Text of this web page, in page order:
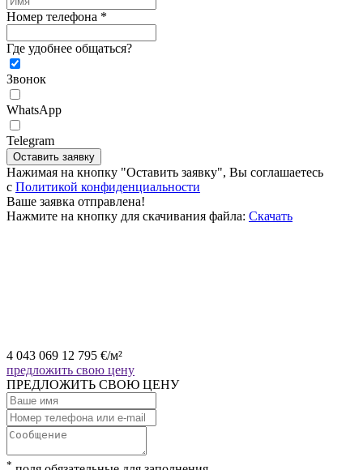
Номер телефона *
Где удобнее общаться?
Звонок
WhatsApp
Telegram
Оставить заявку
Нажимая на кнопку "Оставить заявку", Вы соглашаетесь
c Политикой конфиденциальности
Ваше заявка отправлена!
Нажмите на кнопку для скачивания файла: Скачать
4 043 069 12 795 €/м²
предложить свою цену
ПРЕДЛОЖИТЬ СВОЮ ЦЕНУ
*